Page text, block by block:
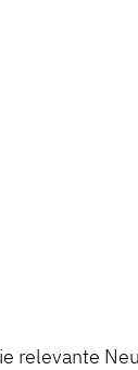
relevante